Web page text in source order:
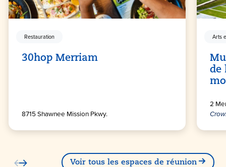
Restauration
30hop Merriam
8715 Shawnee Mission Pkwy.
Arts
de
2
Voir tous les espaces de réunion